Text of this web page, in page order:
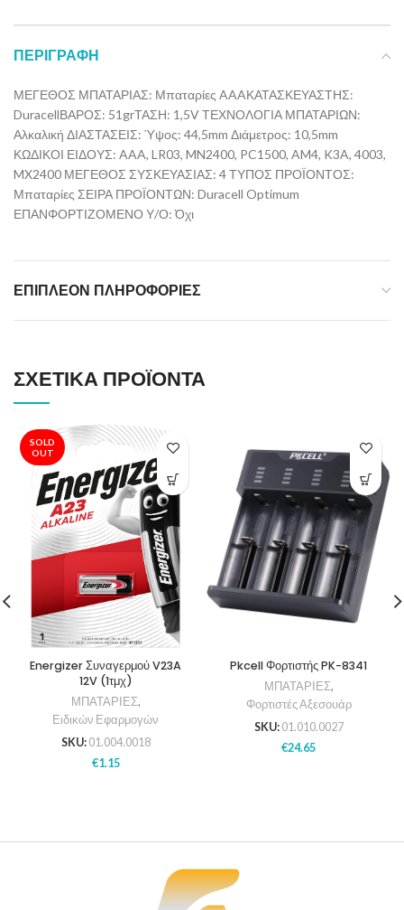
ΠΕΡΙΓΡΑΦΉ
ΜΕΓΕΘΟΣ ΜΠΑΤΑΡΙΑΣ: Μπαταρίες AAAΚΑΤΑΣΚΕΥΑΣΤΗΣ:
DuracellΒΑΡΟΣ: 51grΤΑΣΗ: 1,5V ΤΕΧΝΟΛΟΓΙΑ ΜΠΑΤΑΡΙΩΝ:
Αλκαλική ΔΙΑΣΤΑΣΕΙΣ: Ύψος: 44,5mm Διάμετρος: 10,5mm
ΚΩΔΙΚΟΙ ΕΙΔΟΥΣ: AAA, LR03, MN2400, PC1500, AM4, K3A, 4003,
MX2400 ΜΕΓΕΘΟΣ ΣΥΣΚΕΥΑΣΙΑΣ: 4 ΤΥΠΟΣ ΠΡΟΪΟΝΤΟΣ:
Μπαταρίες ΣΕΙΡΑ ΠΡΟΪΟΝΤΩΝ: Duracell Optimum
ΕΠΑΝΦΟΡΤΙΖΟΜΕΝΟ Υ/Ο: Όχι
ΕΠΙΠΛΈΟΝ ΠΛΗΡΟΦΟΡΊΕΣ
ΣΧΕΤΙΚΆ ΠΡΟΪΌΝΤΑ
SOLD
OUT
Energizer Συναγερμού V23A
12V (1τμχ)
ΜΠΑΤΑΡΙΕΣ,
Ειδικών Εφαρμογών
SKU: 01.004.0018
€1.15
Pkcell Φορτιστής PK-8341
ΜΠΑΤΑΡΙΕΣ,
Φορτιστές Αξεσουάρ
SKU: 01.010.0027
€24.65